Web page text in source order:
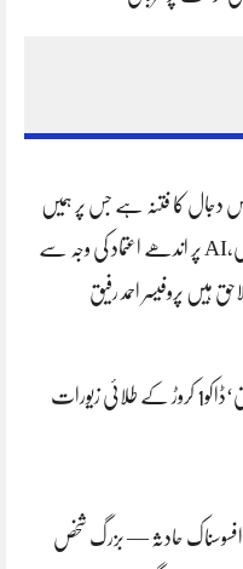
دجال کا فتنہ ہے جس پر ہمیں
فتح حاصل ہو گی،AI پر اندھے اعتماد کی وجہ سے
ہیں پروفیسر احمد رفیق
کلرسیداں ڈکیتی‘ڈاکو1 کروڑ کے طلائی زیورات
افسوسناک حادثہ — بزرگ شخص